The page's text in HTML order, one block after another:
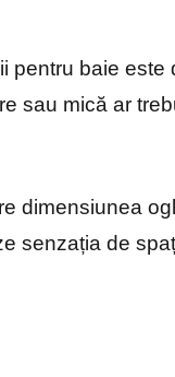
pentru baie
sau mică ar
dimensiunea
senzația de